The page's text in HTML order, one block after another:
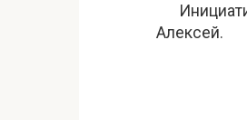
Алексей.